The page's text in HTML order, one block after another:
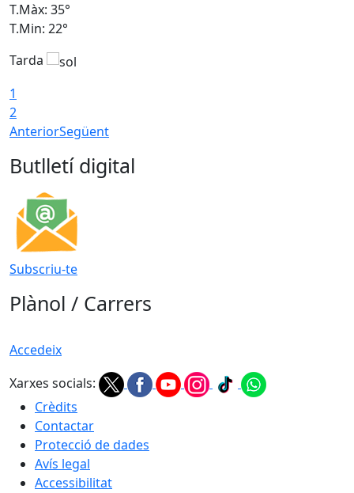
T.Màx: 35°
T.Min: 22°
Tarda
1
2
AnteriorSegüent
Butlletí digital
Subscriu-te
Plànol / Carrers
Accedeix
Xarxes socials:
Crèdits
Contactar
Protecció de dades
Avís legal
Accessibilitat